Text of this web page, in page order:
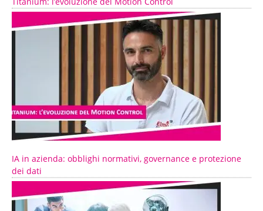
IA in azienda: obblighi normativi, governance e protezione
dei dati